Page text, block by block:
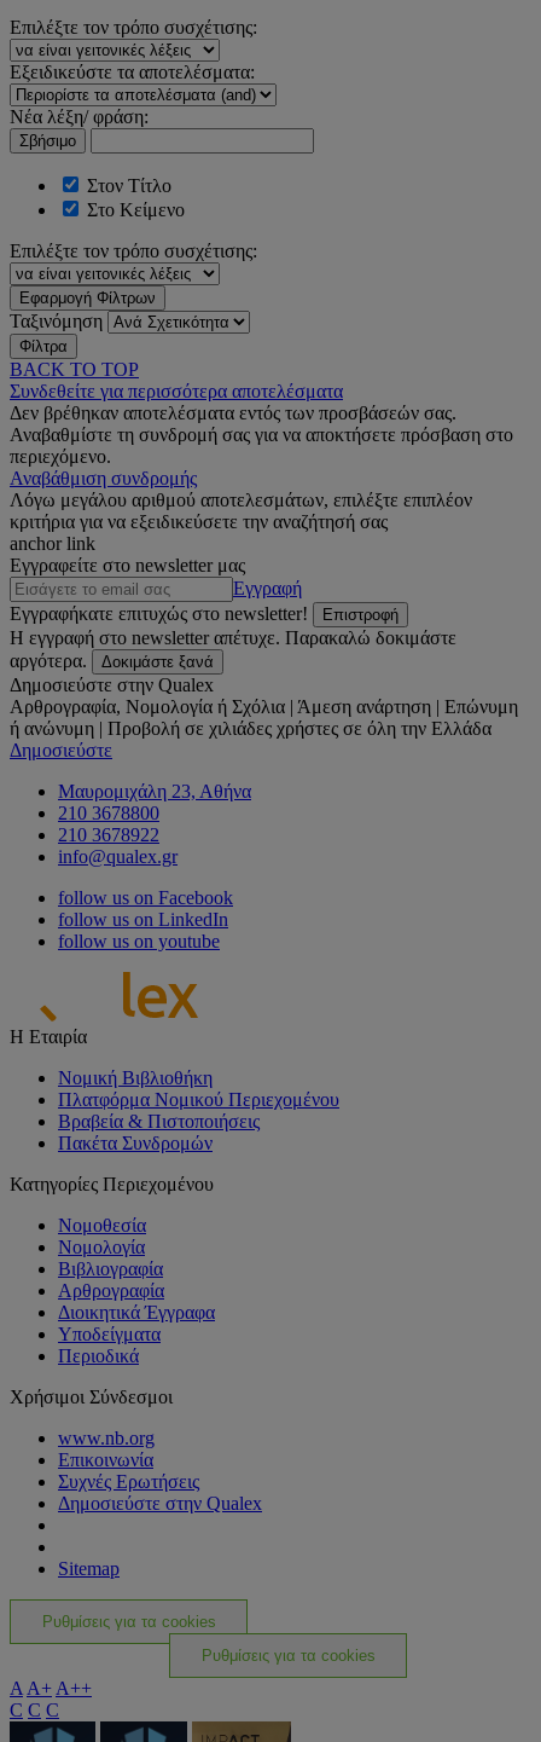
Επιλέξτε τον τρόπο συσχέτισης:
Εξειδικεύστε τα αποτελέσματα:
Νέα λέξη/ φράση:
Σβήσιμο
Στον Τίτλο
Στο Κείμενο
Επιλέξτε τον τρόπο συσχέτισης:
Εφαρμογή Φίλτρων
Ταξινόμηση
Φίλτρα
BACK TO TOP
Συνδεθείτε για περισσότερα αποτελέσματα
Δεν βρέθηκαν αποτελέσματα εντός των προσβάσεών σας.
Αναβαθμίστε τη συνδρομή σας για να αποκτήσετε πρόσβαση στο
περιεχόμενο.
Αναβάθμιση συνδρομής
Λόγω μεγάλου αριθμού αποτελεσμάτων, επιλέξτε επιπλέον
κριτήρια για να εξειδικεύσετε την αναζήτησή σας
anchor link
Εγγραφείτε στο newsletter μας
Εγγραφή
Εγγραφήκατε επιτυχώς στο newsletter!
Επιστροφή
Η εγγραφή στο newsletter απέτυχε. Παρακαλώ δοκιμάστε
αργότερα.
Δοκιμάστε ξανά
Δημοσιεύστε στην Qualex
Αρθρογραφία, Νομολογία ή Σχόλια | Άμεση ανάρτηση | Επώνυμη
ή ανώνυμη | Προβολή σε χιλιάδες χρήστες σε όλη την Ελλάδα
Δημοσιεύστε
Μαυρομιχάλη 23, Αθήνα
210 3678800
210 3678922
info@qualex.gr
follow us on Facebook
follow us on LinkedIn
follow us on youtube
Η Εταιρία
Νομική Βιβλιοθήκη
Πλατφόρμα Νομικού Περιεχομένου
Βραβεία & Πιστοποιήσεις
Πακέτα Συνδρομών
Κατηγορίες Περιεχομένου
Νομοθεσία
Νομολογία
Βιβλιογραφία
Αρθρογραφία
Διοικητικά Έγγραφα
Υποδείγματα
Περιοδικά
Χρήσιμοι Σύνδεσμοι
www.nb.org
Επικοινωνία
Συχνές Ερωτήσεις
Δημοσιεύστε στην Qualex
Sitemap
Ρυθμίσεις για τα cookies
Ρυθμίσεις για τα cookies
A A+ A++
C C C